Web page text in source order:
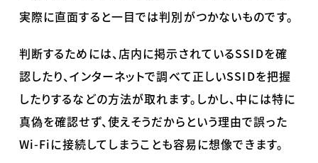
実際に直面すると一目では判別がつかないものです。
判断するためには、店内に掲示されているSSIDを確
認したり、インターネットで調べて正しいSSIDを把握
したりするなどの方法が取れます。しかし、中には特に
真偽を確認せず、使えそうだからという理由で誤った
Wi-Fiに接続してしまうことも容易に想像できます。